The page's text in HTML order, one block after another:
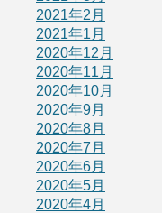
2021年2月
2021年1月
2020年12月
2020年11月
2020年10月
2020年9月
2020年8月
2020年7月
2020年6月
2020年5月
2020年4月